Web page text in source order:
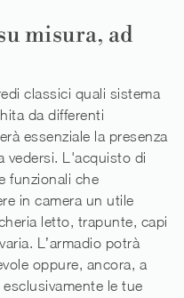
misura, ad
classici quali sistema
da differenti
essenziale la presenza
vedersi. L'acquisto di
funzionali che
in camera un utile
letto, trapunte, capi
L’armadio potrà
oppure, ancora, a
le tue